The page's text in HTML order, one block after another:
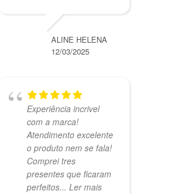
ALINE HELENA
12/03/2025
Experiência incrivel
com a marca!
Atendimento excelente
o produto nem se fala!
Comprei tres
presentes que ficaram
perfeitos... Ler mais